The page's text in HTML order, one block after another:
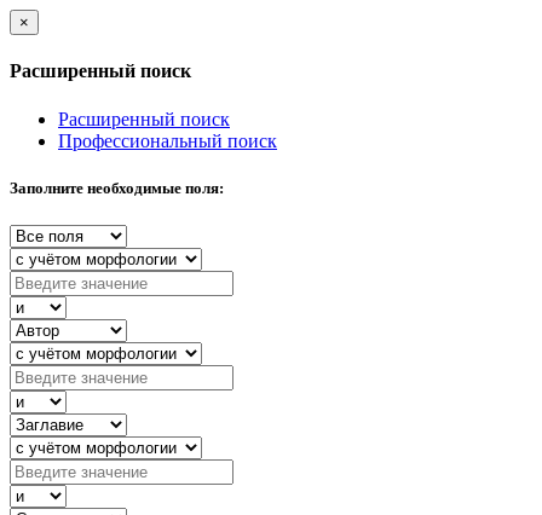
×
Расширенный поиск
Расширенный поиск
Профессиональный поиск
Заполните необходимые поля: